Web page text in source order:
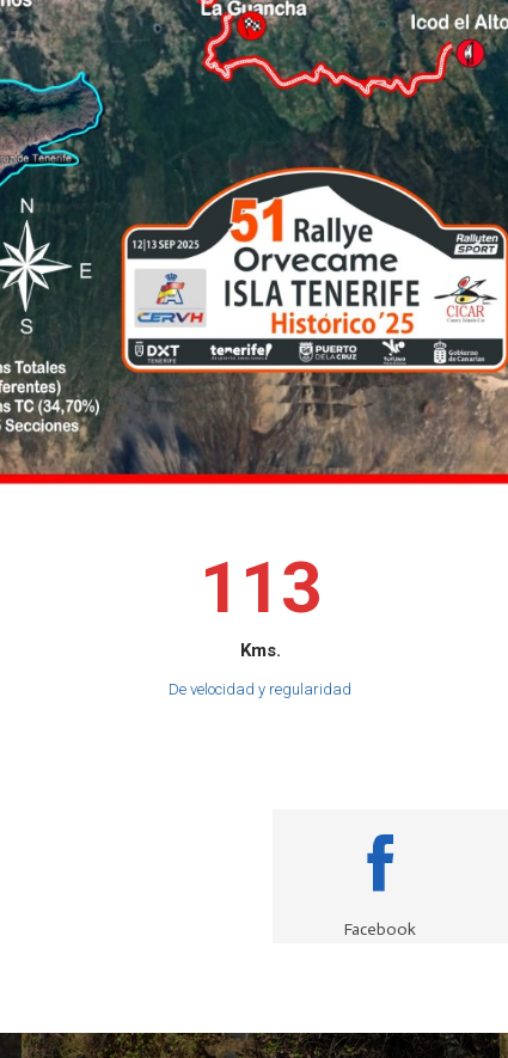
1 13
Kms.
De velocidad y regularidad
Facebook